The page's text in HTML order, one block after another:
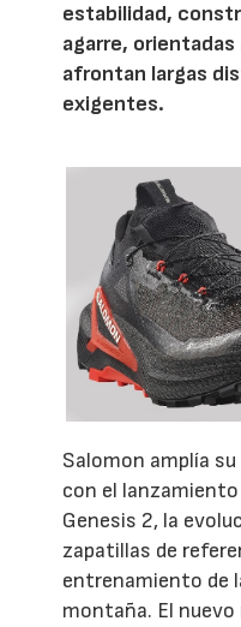
estabilidad,
agarre,
afrontan largas
exigentes.
Salomon amplía
con el lanzamiento
Genesis 2, la
zapatillas de
entrenamiento de
montaña. El